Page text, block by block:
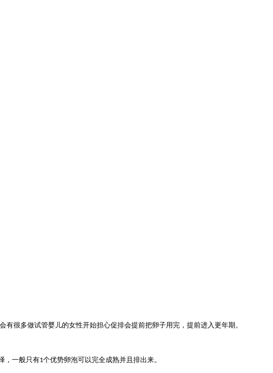
有很多做试管婴儿的女性开始担心促排会提前把卵子用完，提前进入更年期。
，一般只有1个优势卵泡可以完全成熟并且排出来。